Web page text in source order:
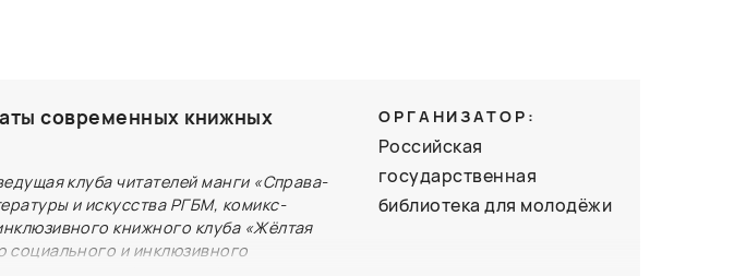
современных книжных
клуба читателей манги «Справа-
и искусства РГБМ, комикс-
книжного клуба «Жёлтая
социального и инклюзивного
ОРГАНИЗАТОР:
Российская
государственная
библиотека для молодёжи